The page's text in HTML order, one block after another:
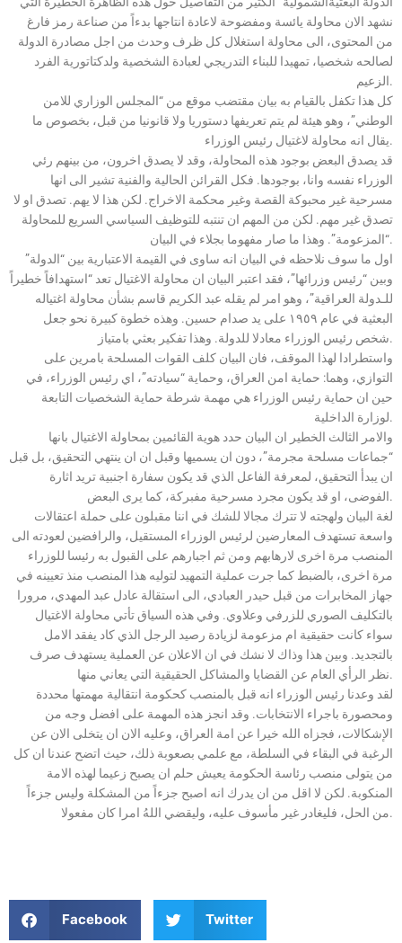
نشهد الان محاولة يائسة ومفضوحة لاعادة انتاجها بدءاً من صناعة رمز فارغ
من المحتوى، الى محاولة استغلال كل ظرف وحدث من اجل مصادرة الدولة
لصالحه شخصيا، تمهيدا للبناء التدريجي لعبادة الشخصية ولدكتاتورية الفرد
الزعيم.
كل هذا تكفل بالقيام به بيان مقتضب موقع من “المجلس الوزاري للامن
الوطني”، وهو هيئة لم يتم تعريفها دستوريا ولا قانونيا من قبل، بخصوص ما
يقال انه محاولة لاغتيال رئيس الوزراء.
قد يصدق البعض بوجود هذه المحاولة، وقد لا يصدق اخرون، من بينهم رئي
الوزراء نفسه وانا، بوجودها. فكل القرائن الحالية والفنية تشير الى انها
مسرحية غير محبوكة القصة وغير محكمة الاخراج. لكن هذا لا يهم. تصدق او لا
تصدق غير مهم. لكن من المهم ان تنتبه للتوظيف السياسي السريع للمحاولة
“المزعومة”. وهذا ما صار مفهوما بجلاء في البيان.
اول ما سوف نلاحظه في البيان انه ساوى في القيمة الاعتبارية بين “الدولة”
وبين “رئيس وزرائها”، فقد اعتبر البيان ان محاولة الاغتيال تعد “استهدافاً خطيراً
للـدولة العراقية”، وهو امر لم يقله عبد الكريم قاسم بشأن محاولة اغتياله
البعثية في عام ١٩٥٩ على يد صدام حسين. وهذه خطوة كبيرة نحو جعل
شخص رئيس الوزراء معادلا للدولة. وهذا تفكير بعثي بامتياز.
واستطرادا لهذا الموقف، فان البيان كلف القوات المسلحة بامرين على
التوازي، وهما: حماية امن العراق، وحماية “سيادته”، اي رئيس الوزراء، في
حين ان حماية رئيس الوزراء هي مهمة شرطة حماية الشخصيات التابعة
لوزارة الداخلية.
والامر الثالث الخطير ان البيان حدد هوية القائمين بمحاولة الاغتيال بانها
“جماعات مسلحة مجرمة”، دون ان يسميها وقبل ان ان ينتهي التحقيق، بل قبل
ان يبدأ التحقيق، لمعرفة الفاعل الذي قد يكون سفارة اجنبية تريد اثارة
الفوضى، او قد يكون مجرد مسرحية مفبركة، كما يرى البعض.
لغة البيان ولهجته لا تترك مجالا للشك في اننا مقبلون على حملة اعتقالات
واسعة تستهدف المعارضين لرئيس الوزراء المستقيل، والرافضين لعودته الى
المنصب مرة اخرى لارهابهم ومن ثم اجبارهم على القبول به رئيسا للوزراء
مرة اخرى، بالضبط كما جرت عملية التمهيد لتوليه هذا المنصب منذ تعيينه في
جهاز المخابرات من قبل حيدر العبادي، الى استقالة عادل عبد المهدي، مرورا
بالتكليف الصوري للزرفي وعلاوي. وفي هذه السياق تأتي محاولة الاغتيال
سواء كانت حقيقية ام مزعومة لزيادة رصيد الرجل الذي كاد يفقد الامل
بالتجديد. وبين هذا وذاك لا نشك في ان الاعلان عن العملية يستهدف صرف
نظر الرأي العام عن القضايا والمشاكل الحقيقية التي يعاني منها.
لقد وعدنا رئيس الوزراء انه قبل بالمنصب كحكومة انتقالية مهمتها محددة
ومحصورة باجراء الانتخابات. وقد انجز هذه المهمة على افضل وجه من
الإشكالات، فجزاه الله خيرا عن امة العراق، وعليه الان ان يتخلى الان عن
الرغبة في البقاء في السلطة، مع علمي بصعوبة ذلك، حيث اتضح عندنا ان كل
من يتولى منصب رئاسة الحكومة يعيش حلم ان يصبح زعيما لهذه الامة
المنكوبة. لكن لا اقل من ان يدرك انه اصبح جزءاً من المشكلة وليس جزءاً
من الحل، فليغادر غير مأسوف عليه، وليقضي اللهُ امرا كان مفعولا.
Facebook Twitter